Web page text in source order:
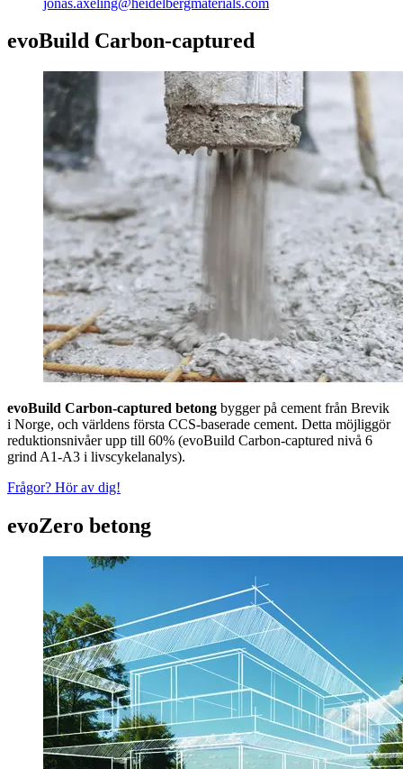
evoBuild Carbon-captured
evoBuild Carbon-captured betong bygger på cement från Brevik
i Norge, och världens första CCS-baserade cement. Detta möjliggör
reduktionsnivåer upp till 60% (evoBuild Carbon-captured nivå 6
grind A1-A3 i livscykelanalys).
Frågor? Hör av dig!
evoZero betong